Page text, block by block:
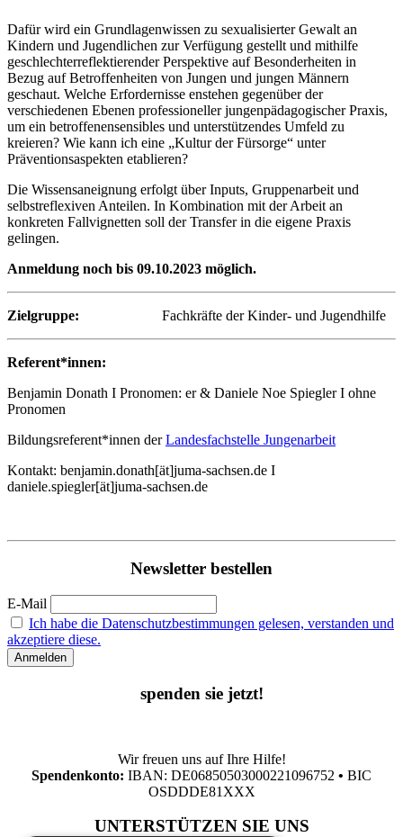
Dafür wird ein Grundlagenwissen zu sexualisierter Gewalt an
Kindern und Jugendlichen zur Verfügung gestellt und mithilfe
geschlechterreflektierender Perspektive auf Besonderheiten in
Bezug auf Betroffenheiten von Jungen und jungen Männern
geschaut. Welche Erfordernisse enstehen gegenüber der
verschiedenen Ebenen professioneller jungenpädagogischer Praxis,
um ein betroffenensensibles und unterstützendes Umfeld zu
kreieren? Wie kann ich eine „Kultur der Fürsorge“ unter
Präventionsaspekten etablieren?
Die Wissensaneignung erfolgt über Inputs, Gruppenarbeit und
selbstreflexiven Anteilen. In Kombination mit der Arbeit an
konkreten Fallvignetten soll der Transfer in die eigene Praxis
gelingen.
Anmeldung noch bis 09.10.2023 möglich.
Zielgruppe: Fachkräfte der Kinder- und Jugendhilfe
Referent*innen:
Benjamin Donath I Pronomen: er & Daniele Noe Spiegler I ohne
Pronomen
Bildungsreferent*innen derLandesfachstelle Jungenarbeit
Kontakt: benjamin.donath[ät]juma-sachsen.de I
daniele.spiegler[ät]juma-sachsen.de
Newsletter bestellen
E-Mail
Ich habe die Datenschutzbestimmungen gelesen, verstanden und
akzeptiere diese.
spenden sie jetzt!
Wir freuen uns auf Ihre Hilfe!
Spendenkonto: IBAN: DE06850503000221096752 • BIC
OSDDDE81XXX
UNTERSTÜTZEN SIE UNS